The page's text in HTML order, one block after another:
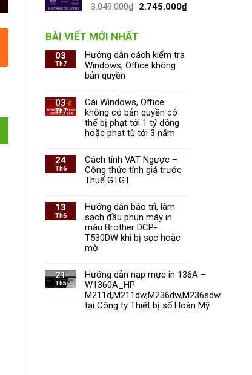
3.049.000₫ 2.745.000₫
BÀI VIẾT MỚI NHẤT
03
Th7
Hướng dẫn cách kiểm tra
Windows, Office không
bản quyền
03
Th7
Cài Windows, Office
không có bản quyền có
thể bị phạt tới 1 tỷ đồng
hoặc phạt tù tới 3 năm
24
Th6
Cách tính VAT Ngược –
Công thức tính giá trước
Thuế GTGT
13
Th6
Hướng dẫn bảo trì, làm
sạch đầu phun máy in
màu Brother DCP-
T530DW khi bị sọc hoặc
mờ
21
Th5
Hướng dẫn nạp mực in 136A –
W1360A_HP
M211d,M211dw,M236dw,M236sdw
tại Công ty Thiết bị số Hoàn Mỹ